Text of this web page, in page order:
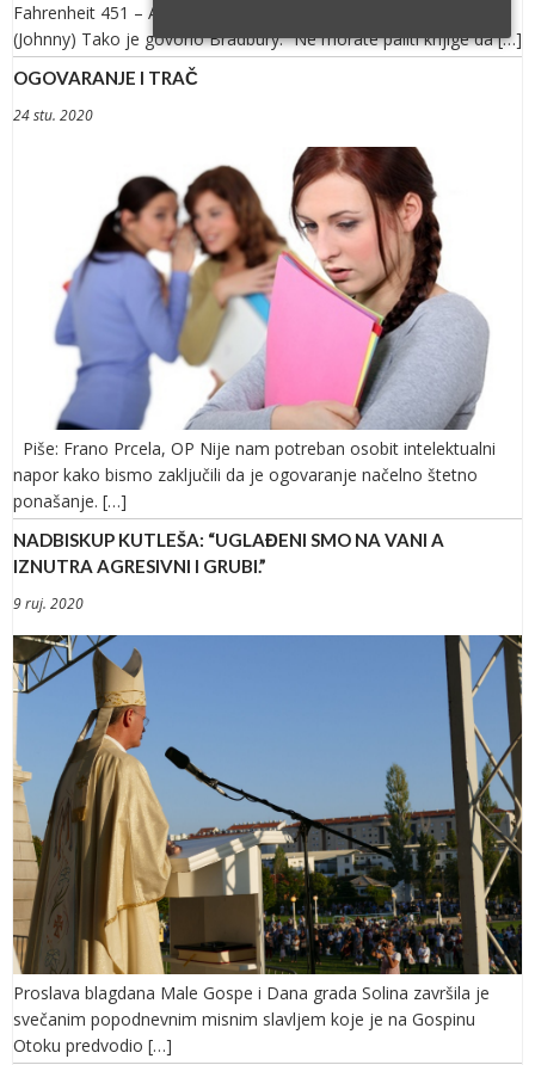
Fahrenheit 451 – Anno Domini 2022 + Autor: Ivan Remeta
(Johnny) Tako je govorio Bradbury: “Ne morate paliti knjige da […]
OGOVARANJE I TRAČ
24 stu. 2020
Piše: Frano Prcela, OP Nije nam potreban osobit intelektualni
napor kako bismo zaključili da je ogovaranje načelno štetno
ponašanje. […]
NADBISKUP KUTLEŠA: “UGLAĐENI SMO NA VANI A
IZNUTRA AGRESIVNI I GRUBI.”
9 ruj. 2020
Proslava blagdana Male Gospe i Dana grada Solina završila je
svečanim popodnevnim misnim slavljem koje je na Gospinu
Otoku predvodio […]